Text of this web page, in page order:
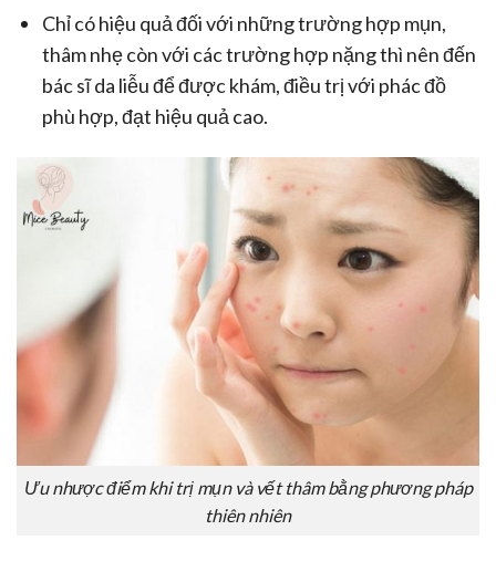
Chỉ có hiệu quả đối với những trường hợp mụn,
thâm nhẹ còn với các trường hợp nặng thì nên đến
bác sĩ da liễu để được khám, điều trị với phác đồ
phù hợp, đạt hiệu quả cao.
Ưu nhược điểm khi trị mụn và vết thâm bằng phương pháp
thiên nhiên